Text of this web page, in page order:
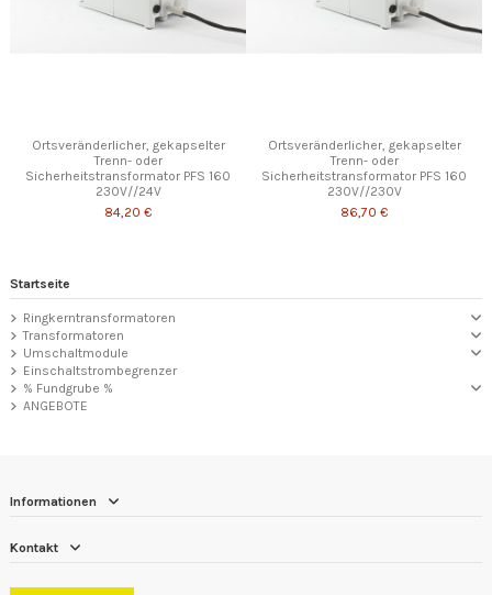
Ortsveränderlicher, gekapselter
Trenn- oder
Sicherheitstransformator PFS 160
230V//24V
84,20 €
Ortsveränderlicher, gekapselter
Trenn- oder
Sicherheitstransformator PFS 160
230V//230V
86,70 €
Startseite
Ringkerntransformatoren
Transformatoren
Umschaltmodule
Einschaltstrombegrenzer
% Fundgrube %
ANGEBOTE
Informationen
Kontakt